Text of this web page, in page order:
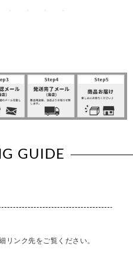
GUIDE
リンク先をご覧ください。